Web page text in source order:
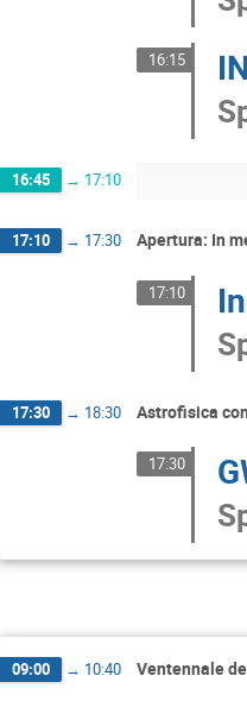
16:15
16:45 → 17:10
17:10 → 17:30 Apertura: In
17:10
17:30 → 18:30 Astrofisica
17:30
09:00 → 10:40 Ventennale